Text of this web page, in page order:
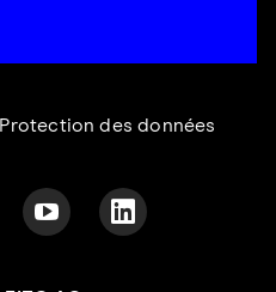
Protection des données